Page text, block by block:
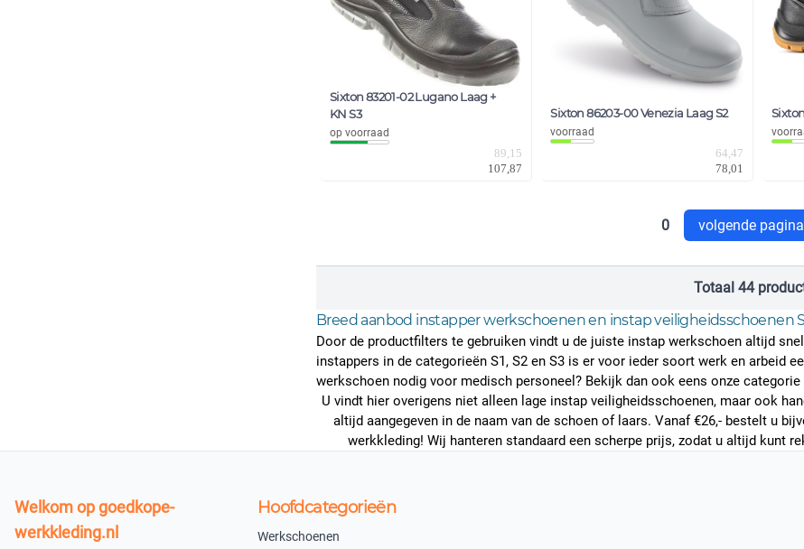
Sixton 83201-02 Lugano Laag +
KN S3
op voorraad
89,15
107,87
Sixton 86203-00 Venezia Laag S2
voorraad
64,47
78,01
0 volgende
Totaal 44
Breed aanbod instapper werkschoenen en instap veiligheidsschoenen
Door de productfilters te gebruiken vindt u de juiste instap werkschoen altijd
instappers in de categorieën S1, S2 en S3 is er voor ieder soort werk en arbeid
werkschoen nodig voor medisch personeel? Bekijk dan ook eens onze categorie
U vindt hier overigens niet alleen lage instap veiligheidsschoenen, maar ook
altijd aangegeven in de naam van de schoen of laars. Vanaf €26,- bestelt u
werkkleding! Wij hanteren standaard een scherpe prijs, zodat u altijd kunt
Welkom op goedkope-
werkkleding.nl
Hoofdcategorieën
Werkschoenen